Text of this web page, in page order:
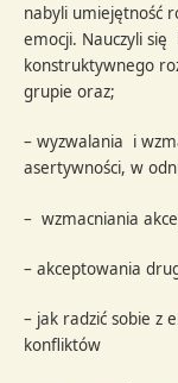
nabyli umiejętność
emocji. Nauczyli
konstruktywnego
grupie oraz;
– wyzwalania i
asertywności, w
– wzmacniania
– akceptowania
– jak radzić sobie z
konfliktów